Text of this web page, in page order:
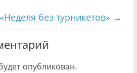
без турникетов» →
опубликован.